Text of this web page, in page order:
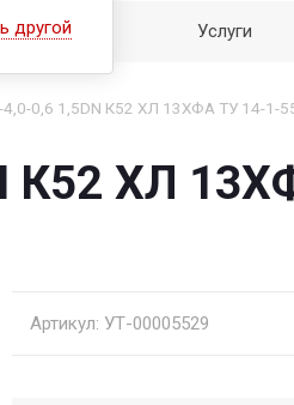
другой Услуги
0,6 1,5DN К52 ХЛ 13ХФА ТУ 14-1-
К52 ХЛ
Артикул: УТ-00005529